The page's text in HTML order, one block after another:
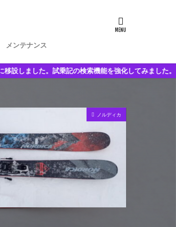
メンテナンス
の検索機能を強化してみました。
ノルディカ